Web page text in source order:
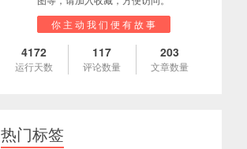
你 主 动 我 们 便 有 故 事
4172
运行天数
117
评论数量
203
文章数量
热门标签